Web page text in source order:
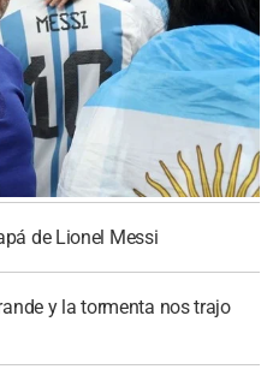
de Lionel Messi
y la tormenta nos trajo